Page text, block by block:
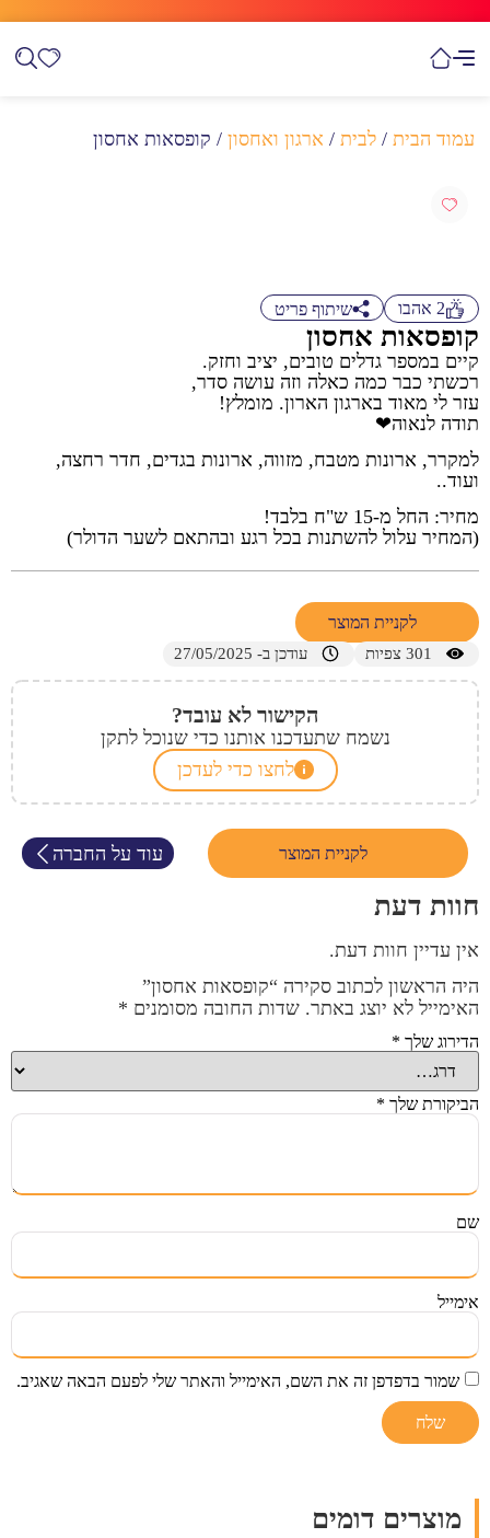
עמוד הבית / לבית / ארגון ואחסון / קופסאות אחסון
2 אהבו שיתוף פריט
קופסאות אחסון
קיים במספר גדלים טובים, יציב וחזק.
רכשתי כבר כמה כאלה וזה עושה סדר,
עזר לי מאוד בארגון הארון. מומלץ!
תודה לנאוה❤
למקרר, ארונות מטבח, מזווה, ארונות בגדים, חדר רחצה,
ועוד..
מחיר: החל מ-15 ש"ח בלבד!
(המחיר עלול להשתנות בכל רגע ובהתאם לשער הדולר)
לקניית המוצר
301 צפיות עודכן ב- 27/05/2025
הקישור לא עובד?
נשמח שתעדכנו אותנו כדי שנוכל לתקן
לחצו כדי לעדכן
לקניית המוצר עוד על החברה
חוות דעת
אין עדיין חוות דעת.
היה הראשון לכתוב סקירה “קופסאות אחסון”
האימייל לא יוצג באתר. שדות החובה מסומנים *
הדירוג שלך *
הביקורת שלך *
שם
אימייל
שמור בדפדפן זה את השם, האימייל והאתר שלי לפעם הבאה שאגיב.
מוצרים דומים